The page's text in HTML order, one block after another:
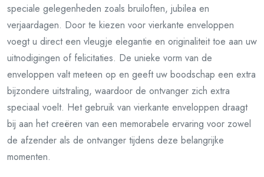
speciale gelegenheden zoals bruiloften, jubilea en
verjaardagen. Door te kiezen voor vierkante enveloppen
voegt u direct een vleugje elegantie en originaliteit toe aan uw
uitnodigingen of felicitaties. De unieke vorm van de
enveloppen valt meteen op en geeft uw boodschap een extra
bijzondere uitstraling, waardoor de ontvanger zich extra
speciaal voelt. Het gebruik van vierkante enveloppen draagt
bij aan het creëren van een memorabele ervaring voor zowel
de afzender als de ontvanger tijdens deze belangrijke
momenten.